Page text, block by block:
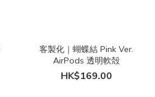
客製化｜蝴蝶結 Pink Ver.
AirPods 透明軟殻
HK$169.00